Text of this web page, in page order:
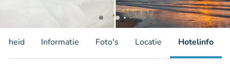
Informatie Foto's Locatie Hotelinfo